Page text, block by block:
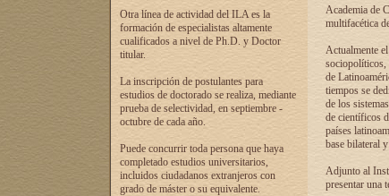
Otra línea de actividad del ILA es la
formación de especialistas altamente
cualificados a nivel de Ph.D. y Doctor
titular.
La inscripción de postulantes para
estudios de doctorado se realiza, mediante
prueba de selectividad, en septiembre -
octubre de cada año.
Puede concurrir toda persona que haya
completado estudios universitarios,
incluidos ciudadanos extranjeros con
grado de máster o su equivalente.
Academia de
multifacética
Actualmente
sociopolíticos,
de
tiempos se
de los
de científicos
países
base bilateral
Adjunto al
presentar una